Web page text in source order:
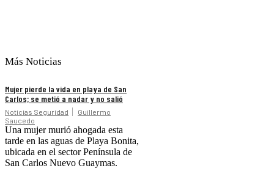
Más Noticias
Mujer pierde la vida en playa de San
Carlos; se metió a nadar y no salió
Noticias Seguridad
Guillermo
Saucedo
Una mujer murió ahogada esta
tarde en las aguas de Playa Bonita,
ubicada en el sector Península de
San Carlos Nuevo Guaymas.